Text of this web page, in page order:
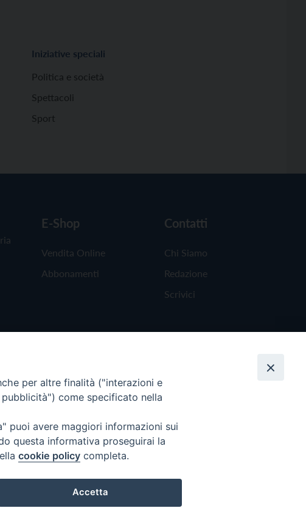
Iniziative speciali
Politica e società
Spettacoli
Sport
E-Shop
Vendita Online
Abbonamenti
Contatti
Chi Siamo
Redazione
Scrivici
per altre finalità ("interazioni e
come specificato nella
puoi avere maggiori informazioni sui
questa informativa proseguirai la
cookie policy completa.
Accetta